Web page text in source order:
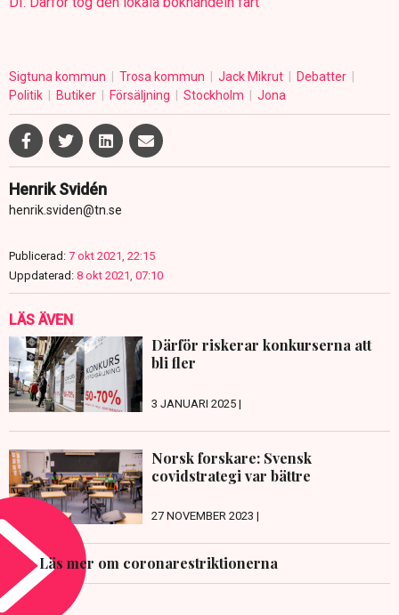
Sigtuna kommun Trosa kommun Jack Mikrut
Debatter
Politik
Butiker Försäljning Stockholm Jona
Henrik Svidén
henrik.sviden@tn.se
Publicerad: 7 okt 2021, 22:15
Uppdaterad: 8 okt 2021, 07:10
LÄS ÄVEN
Därför riskerar konkurserna att
bli fler
3 JANUARI 2025 |
Norsk forskare: Svensk
covidstrategi var bättre
27 NOVEMBER 2023 |
Läs mer om coronarestriktionerna